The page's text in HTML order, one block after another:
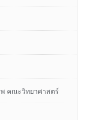
พ คณะวิทยาศาสตร์